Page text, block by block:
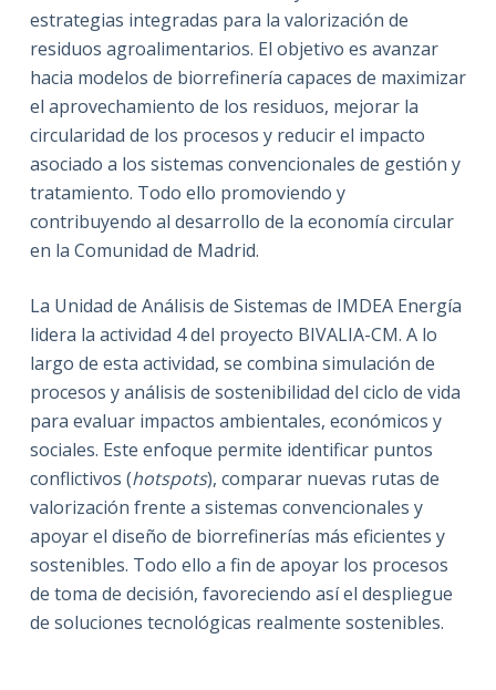
estrategias integradas para la valorización de
residuos agroalimentarios. El objetivo es avanzar
hacia modelos de biorrefinería capaces de maximizar
el aprovechamiento de los residuos, mejorar la
circularidad de los procesos y reducir el impacto
asociado a los sistemas convencionales de gestión y
tratamiento. Todo ello promoviendo y
contribuyendo al desarrollo de la economía circular
en la Comunidad de Madrid.
La Unidad de Análisis de Sistemas de IMDEA Energía
lidera la actividad 4 del proyecto BIVALIA-CM. A lo
largo de esta actividad, se combina simulación de
procesos y análisis de sostenibilidad del ciclo de vida
para evaluar impactos ambientales, económicos y
sociales. Este enfoque permite identificar puntos
conflictivos (hotspots), comparar nuevas rutas de
valorización frente a sistemas convencionales y
apoyar el diseño de biorrefinerías más eficientes y
sostenibles. Todo ello a fin de apoyar los procesos
de toma de decisión, favoreciendo así el despliegue
de soluciones tecnológicas realmente sostenibles.